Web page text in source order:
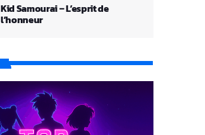
Kid Samourai – L’esprit de
l’honneur